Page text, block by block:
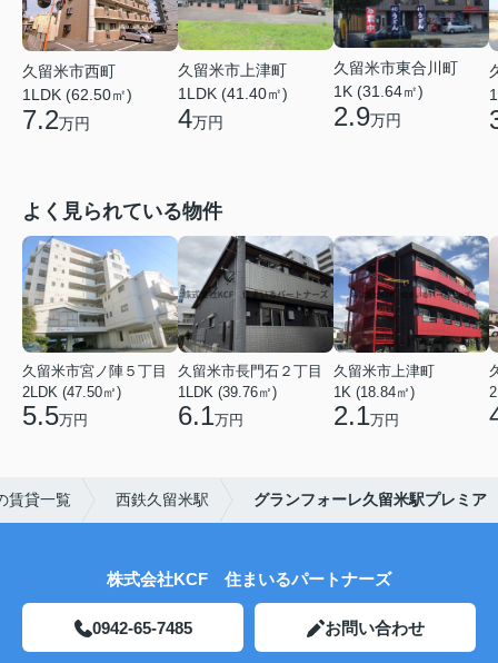
久留米市西町
1LDK (62.50㎡)
7.2万円
久留米市上津町
1LDK (41.40㎡)
4万円
久留米市東合川町
1K (31.64㎡)
2.9万円
よく見られている物件
久留米市宮ノ陣５丁目
2LDK (47.50㎡)
5.5万円
久留米市長門石２丁目
1LDK (39.76㎡)
6.1万円
久留米市上津町
1K (18.84㎡)
2.1万円
賃貸一覧 西鉄久留米駅 グランフォーレ久留米駅プレミア
株式会社KCF 住まいるパートナーズ
0942-65-7485 お問い合わせ